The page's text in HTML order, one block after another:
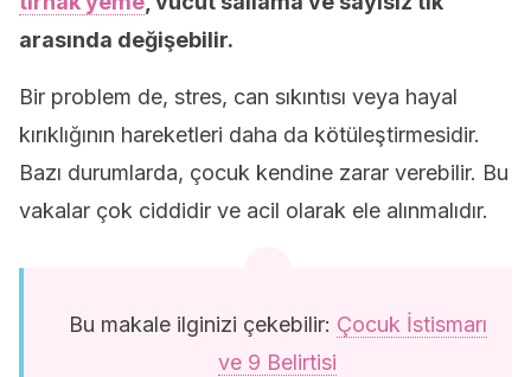
arasında değişebilir.
Bir problem de, stres, can sıkıntısı veya hayal
kırıklığının hareketleri daha da kötüleştirmesidir.
Bazı durumlarda, çocuk kendine zarar verebilir. Bu
vakalar çok ciddidir ve acil olarak ele alınmalıdır.
Bu makale ilginizi çekebilir: Çocuk İstismarı
ve 9 Belirtisi